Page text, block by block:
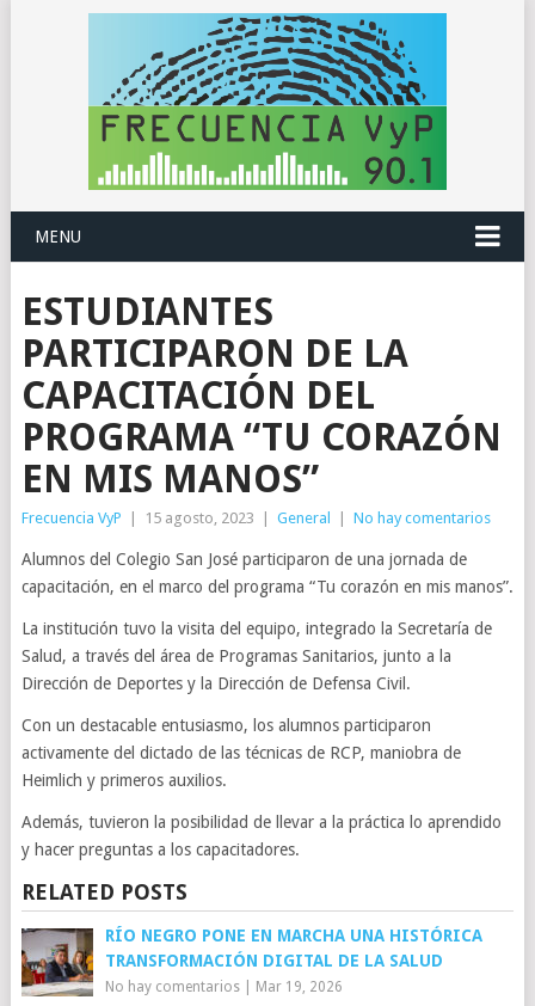
MENU
ESTUDIANTES
PARTICIPARON DE LA
CAPACITACIÓN DEL
PROGRAMA “TU CORAZÓN
EN MIS MANOS”
Frecuencia VyP 15 agosto, 2023 General No hay comentarios
Alumnos del Colegio San José participaron de una jornada de
capacitación, en el marco del programa “Tu corazón en mis manos”.
La institución tuvo la visita del equipo, integrado la Secretaría de
Salud, a través del área de Programas Sanitarios, junto a la
Dirección de Deportes y la Dirección de Defensa Civil.
Con un destacable entusiasmo, los alumnos participaron
activamente del dictado de las técnicas de RCP, maniobra de
Heimlich y primeros auxilios.
Además, tuvieron la posibilidad de llevar a la práctica lo aprendido
y hacer preguntas a los capacitadores.
RELATED POSTS
RÍO NEGRO PONE EN MARCHA UNA HISTÓRICA
TRANSFORMACIÓN DIGITAL DE LA SALUD
No hay comentarios| Mar 19, 2026